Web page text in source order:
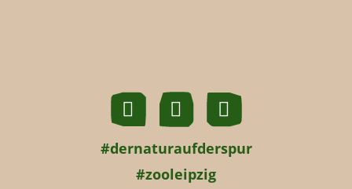
#dernaturaufderspur
#zooleipzig